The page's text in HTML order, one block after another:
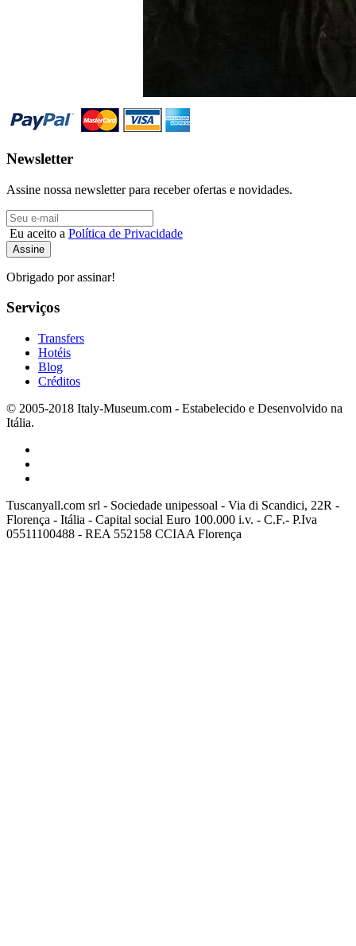
Newsletter
Assine nossa newsletter para receber ofertas e novidades.
Eu aceito a Política de Privacidade
Obrigado por assinar!
Serviços
Transfers
Hotéis
Blog
Créditos
© 2005-2018 Italy-Museum.com - Estabelecido e Desenvolvido na
Itália.
Tuscanyall.com srl - Sociedade unipessoal - Via di Scandici, 22R -
Florença - Itália - Capital social Euro 100.000 i.v. - C.F.- P.Iva
05511100488 - REA 552158 CCIAA Florença